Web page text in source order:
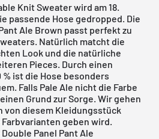
Knit Sweaterwird am 18.
passende Hose gedropped. Die
Ale Brown passt perfekt zu
Natürlich matcht die
Look und die natürliche
Pieces. Durch einen
ist die Hose besonders
Falls Pale Ale nicht die Farbe
Grund zur Sorge. Wir gehen
von diesem Kleidungsstück
geben wird.
Panel Pant Ale